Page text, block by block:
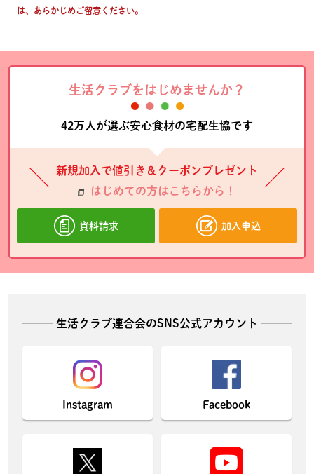
は、あらかじめご留意ください。
生活クラブをはじめませんか？
42万人が選ぶ安心食材の宅配生協です
新規加入で値引き＆クーポンプレゼント
はじめての方はこちらから！
資料請求 加入申込
生活クラブ連合会のSNS公式アカウント
Instagram Facebook